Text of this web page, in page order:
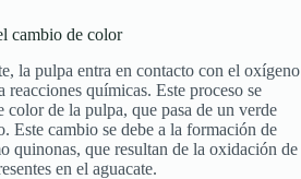
cambio de color
la pulpa entra en contacto con el oxígeno
reacciones químicas. Este proceso se
color de la pulpa, que pasa de un verde
Este cambio se debe a la formación de
quinonas, que resultan de la oxidación de
en el aguacate.